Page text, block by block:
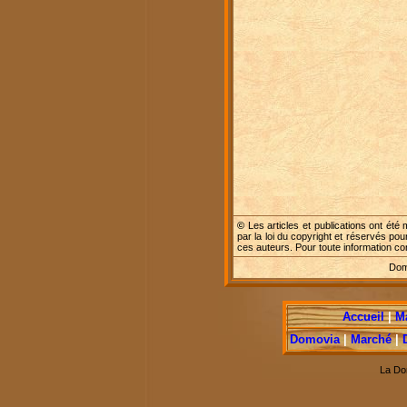
© Les articles et publications ont été
par la loi du copyright et réservés
ces auteurs. Pour toute information
Accueil|
Domovia|Marché|
La